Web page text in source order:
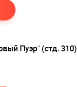
Пуэр" (стд. 310)